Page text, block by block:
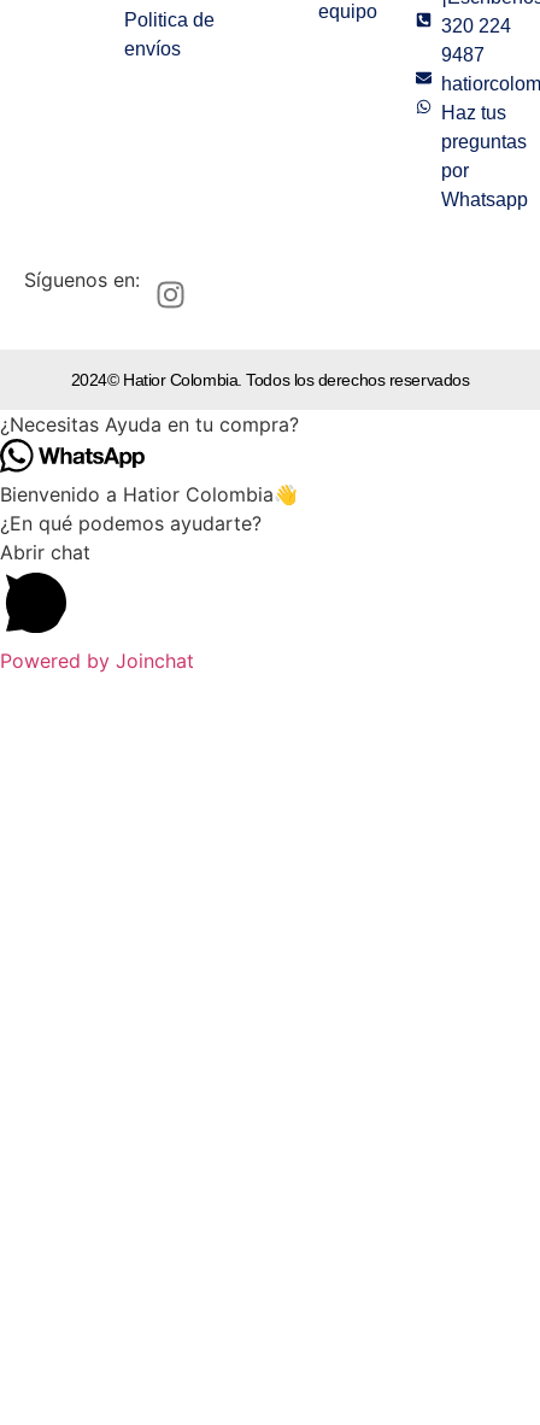
Politica de
envíos
equipo
320 224
9487
Haz tus
preguntas
por
Whatsapp
Síguenos en:
2024© Hatior Colombia. Todos los derechos reservados
¿Necesitas Ayuda en tu compra?
Bienvenido a Hatior Colombia👋
¿En qué podemos ayudarte?
Abrir chat
Powered by Joinchat